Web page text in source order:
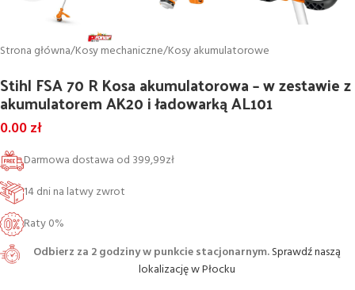
Strona główna/Kosy mechaniczne/Kosy akumulatorowe
Stihl FSA 70 R Kosa akumulatorowa – w zestawie z
akumulatorem AK20 i ładowarką AL101
0.00zł
Darmowa dostawa od 399,99zł
14 dni na latwy zwrot
Raty 0%
Odbierz za 2 godziny w punkcie stacjonarnym.Sprawdź naszą
lokalizację w Płocku